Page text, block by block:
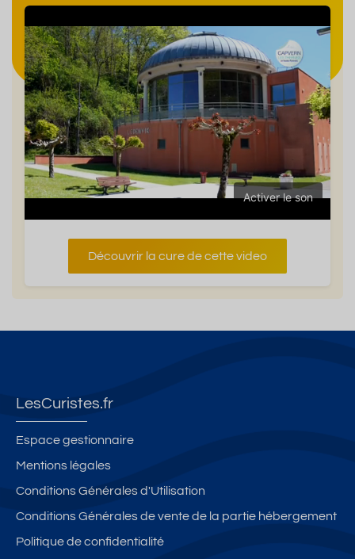
Activer le son
Découvrir la cure de cette video
LesCuristes.fr
Espace gestionnaire
Mentions légales
Conditions Générales d'Utilisation
Conditions Générales de vente de la partie hébergement
Politique de confidentialité